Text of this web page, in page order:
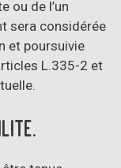
ou de l’un
sera considérée
et poursuivie
L.335-2 et